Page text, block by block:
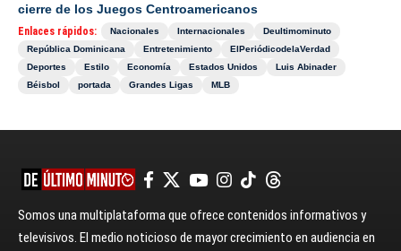
cierre de los Juegos Centroamericanos
Enlaces rápidos: Nacionales Internacionales
Deultimominuto
República Dominicana
Entretenimiento
ElPeriódicodelaVerdad
Deportes
Estilo Economía Estados Unidos
Luis Abinader
Béisbol
portada Grandes Ligas MLB
Somos una multiplataforma que ofrece contenidos informativos y
televisivos. El medio noticioso de mayor crecimiento en audiencia en